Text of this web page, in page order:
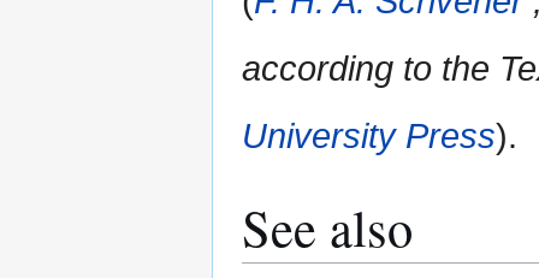
according to the
University Press).
See also